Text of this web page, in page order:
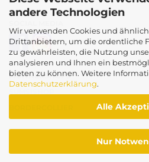
andere Technologien
Wir verwenden Cookies und
Drittanbietern, um die ordentliche
zu gewährleisten, die Nutzung
analysieren und Ihnen ein
bieten zu können. Weitere
Datenschutzerklärung.
Alle
Nur
PARTNERSHOPS